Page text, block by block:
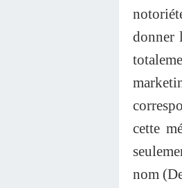
donner
cette
nom